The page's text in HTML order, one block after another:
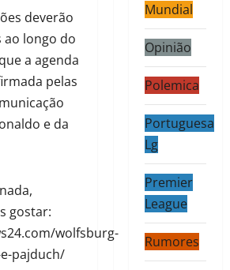
deverão
ao longo do
a agenda
pelas
e da
gostar:
wolfsburg-
pajduch/
Mundial
Opinião
Polemica
Portuguesa
Lg
Premier
League
Rumores